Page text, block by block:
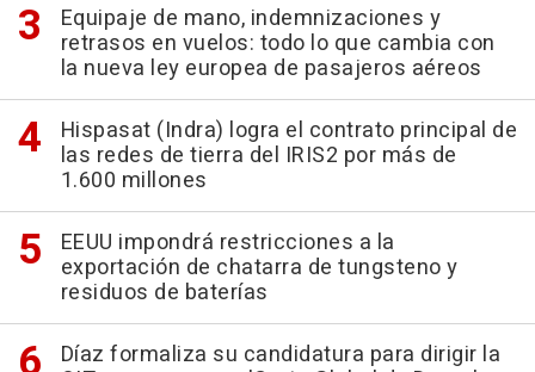
Equipaje de mano, indemnizaciones y
retrasos en vuelos: todo lo que cambia con
la nueva ley europea de pasajeros aéreos
Hispasat (Indra) logra el contrato principal de
las redes de tierra del IRIS2 por más de
1.600 millones
EEUU impondrá restricciones a la
exportación de chatarra de tungsteno y
residuos de baterías
Díaz formaliza su candidatura para dirigir la